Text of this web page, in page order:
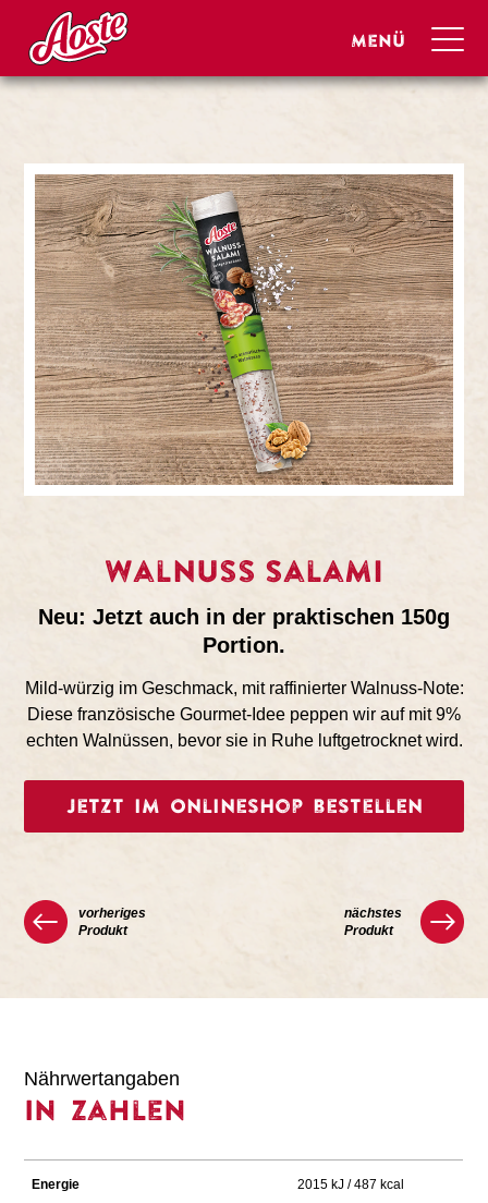
Walnuss Salami
Neu: Jetzt auch in der praktischen 150g
Portion.
Mild-würzig im Geschmack, mit raffinierter Walnuss-Note:
Diese französische Gourmet-Idee peppen wir auf mit 9%
echten Walnüssen, bevor sie in Ruhe luftgetrocknet wird.
Jetzt im Onlineshop bestellen
nächstes
Produkt
vorheriges
Produkt
Nährwertangaben
In Zahlen
Energie 2015 kJ / 487 kcal